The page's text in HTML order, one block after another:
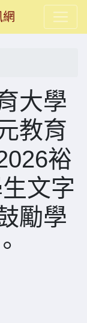
大學
教育
裕
文字
勵學